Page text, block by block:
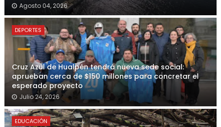
Agosto 04, 2026
DEPORTES
Cruz Azul de Hualpén tendrá nueva sede social:
aprueban cerca de $150 millones para concretar el
esperado proyecto
Julio 24, 2026
EDUCACIÓN